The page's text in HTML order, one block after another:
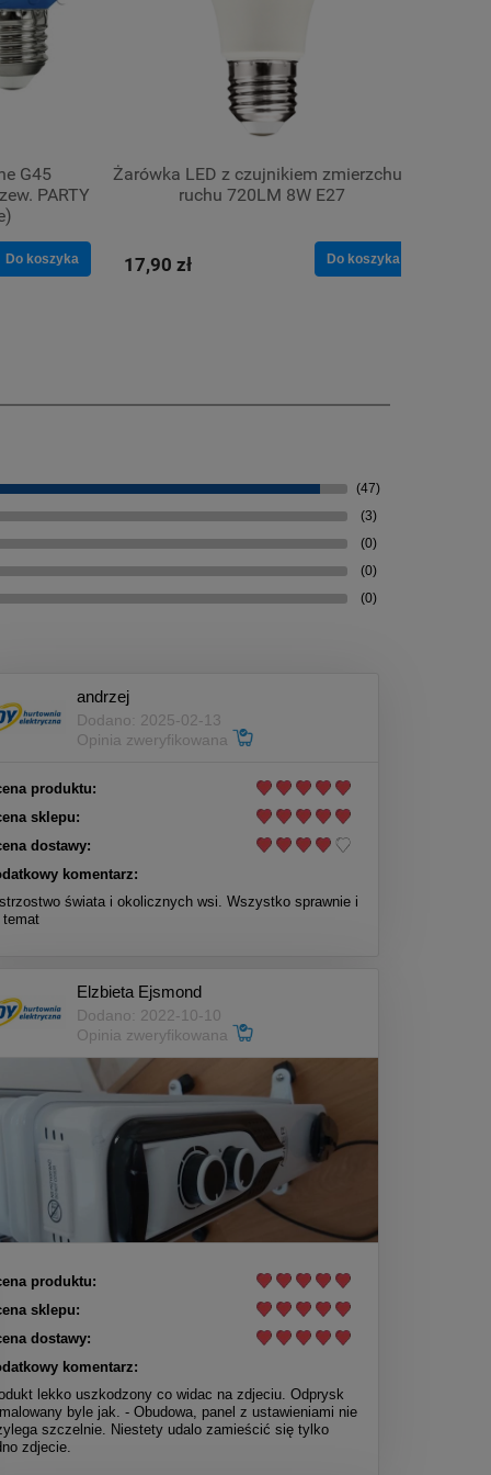
G45
PARTY
Do koszyka
Żarówka LED z czujnikiem zmierzchu i
ruchu 720LM 8W E27
17,90 zł Do koszyka
(47)
(3)
(0)
(0)
(0)
andrzej
Dodano: 2025-02-13
Opinia zweryfikowana
produktu:
sklepu:
dostawy:
komentarz:
świata i okolicznych wsi. Wszystko sprawnie i
temat
Elzbieta Ejsmond
Dodano: 2022-10-10
Opinia zweryfikowana
produktu:
sklepu:
dostawy:
komentarz:
lekko uszkodzony co widac na zdjeciu. Odprysk
byle jak. - Obudowa, panel z ustawieniami nie
szczelnie. Niestety udalo zamieścić się tylko
zdjecie.